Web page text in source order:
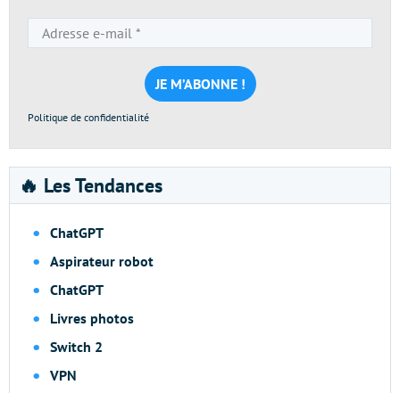
e-
mail
*
Politique de confidentialité
🔥 Les Tendances
ChatGPT
Aspirateur robot
ChatGPT
Livres photos
Switch 2
VPN